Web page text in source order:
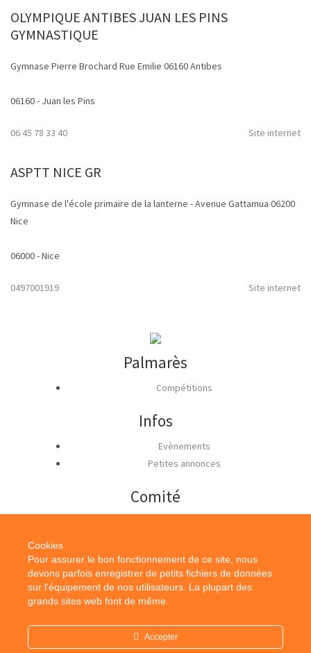
OLYMPIQUE ANTIBES JUAN LES PINS
GYMNASTIQUE
Gymnase Pierre Brochard Rue Emilie 06160 Antibes
06160 - Juan les Pins
Site internet
06 45 78 33 40
ASPTT NICE GR
Gymnase de l'école primaire de la lanterne - Avenue Gattamua 06200
Nice
06000 - Nice
Site internet
0497001919
Palmarès
Compétitions
Infos
Evènements
Petites annonces
Comité
Infos
Contact
Mentions Légales
Réalisation GYMNEO.COM|Contact|Partenaires|Mentions Légales
Cookies
Pour assurer le bon fonctionnement de ce site, nous
devons parfois enregistrer de petits fichiers de données
sur l'équipement de nos utilisateurs. La plupart des
grands sites web font de même.
Accepter